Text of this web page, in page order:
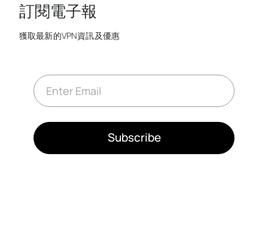
訂閱電子報
獲取最新的VPN資訊及優惠
E
m
a
*
Subscribe